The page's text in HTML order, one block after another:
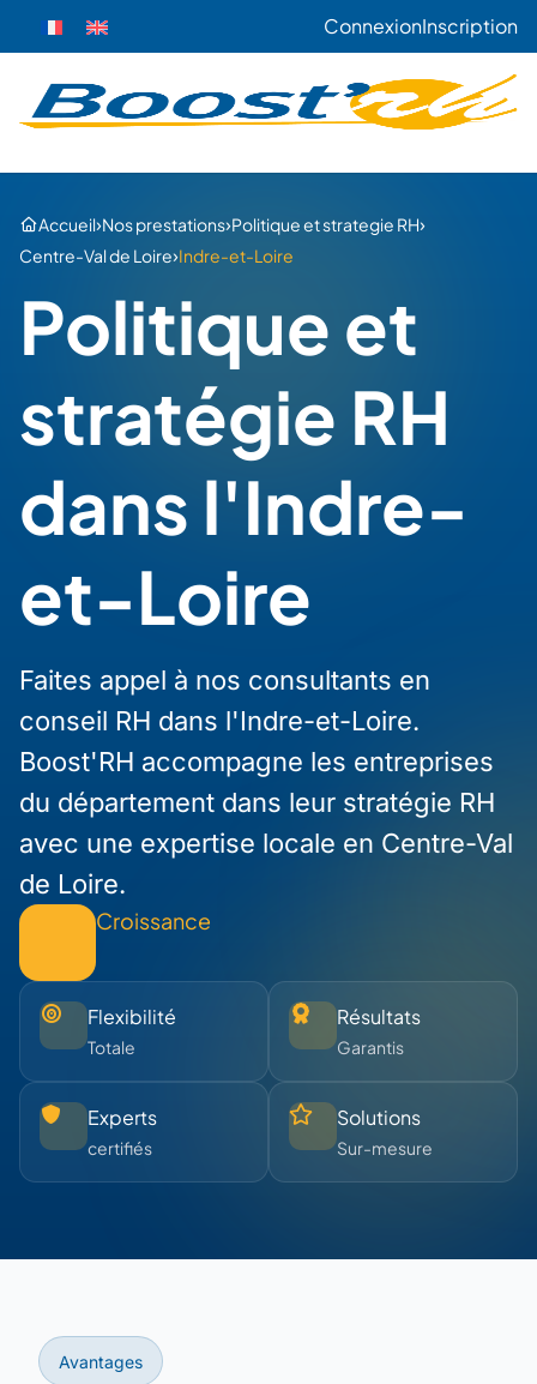
ConnexionInscription
Accueil›Nos prestations›Politique et strategie RH›
Centre-Val de Loire›Indre-et-Loire
Politique et
stratégie RH
dans l'Indre-
et-Loire
Faites appel à nos consultants en
conseil RH dans l'Indre-et-Loire.
Boost'RH accompagne les entreprises
du département dans leur stratégie RH
avec une expertise locale en Centre-Val
de Loire.
Croissance
Flexibilité
Totale
Résultats
Garantis
Experts
certifiés
Solutions
Sur-mesure
Avantages